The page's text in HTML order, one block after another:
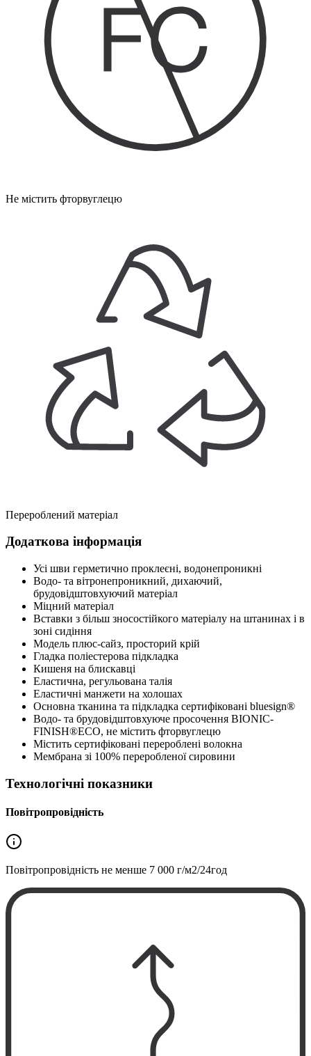
Не містить фторвуглецю
Перероблений матеріал
Додаткова інформація
Усі шви герметично проклеєні, водонепроникні
Водо- та вітронепроникний, дихаючий,
брудовідштовхуючий матеріал
Міцний матеріал
Вставки з більш зносостійкого матеріалу на штанинах і в
зоні сидіння
Модель плюс-сайз, просторий крій
Гладка поліестерова підкладка
Кишеня на блискавці
Еластична, регульована талія
Еластичні манжети на холошах
Основна тканина та підкладка сертифіковані bluesign®
Водо- та брудовідштовхуюче просочення BIONIC-
FINISH®ECO, не містить фторвуглецю
Містить сертифіковані перероблені волокна
Мембрана зі 100% переробленої сировини
Технологічні показники
Повітропровідність
Повітропровідність не менше 7 000 г/м2/24год